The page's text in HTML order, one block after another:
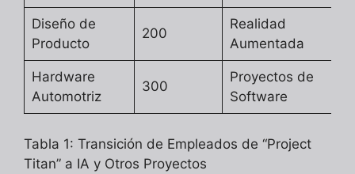
Diseño de
Producto
200
Realidad
Aumentada
Hardware
Automotriz
300
Proyectos de
Software
Tabla 1: Transición de Empleados de “Project
Titan” a IA y Otros Proyectos